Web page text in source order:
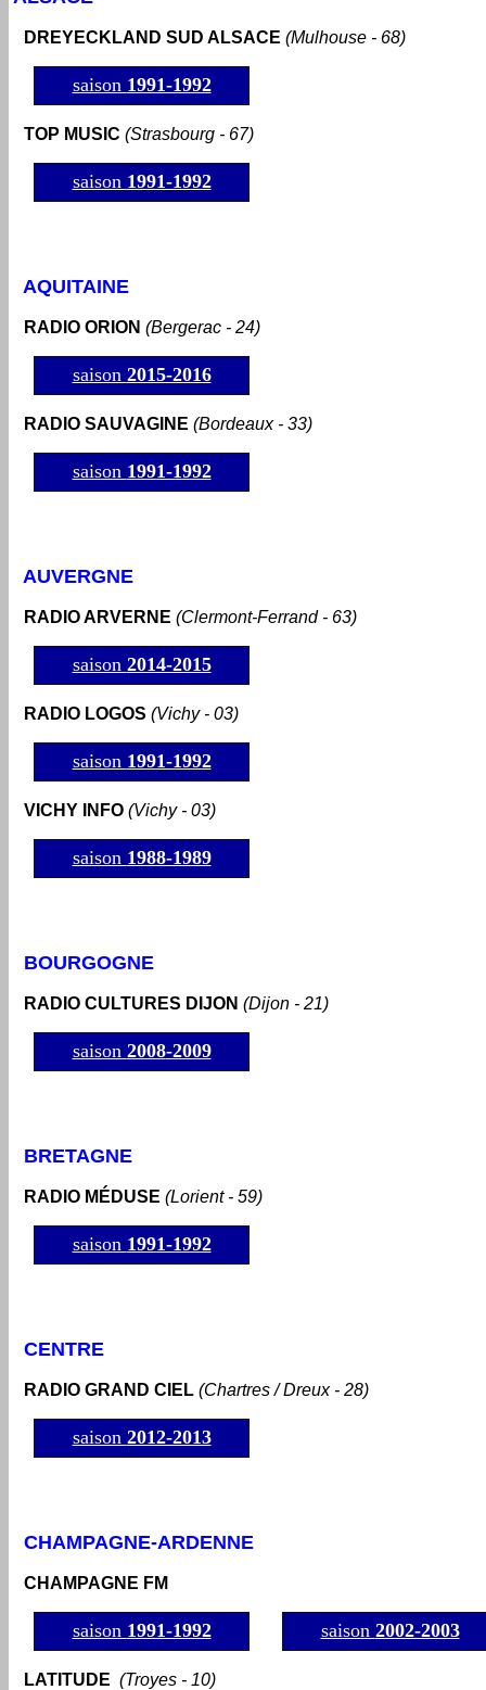
DREYECKLAND SUD ALSACE (Mulhouse - 68)
saison 1991-1992
TOP MUSIC (Strasbourg - 67)
saison 1991-1992
AQUITAINE
RADIO ORION (Bergerac - 24)
saison 2015-2016
RADIO SAUVAGINE (Bordeaux - 33)
saison 1991-1992
AUVERGNE
RADIO ARVERNE (Clermont-Ferrand - 63)
saison 2014-2015
RADIO LOGOS (Vichy - 03)
saison 1991-1992
VICHY INFO (Vichy - 03)
saison 1988-1989
BOURGOGNE
RADIO CULTURES DIJON (Dijon - 21)
saison 2008-2009
BRETAGNE
RADIO MÉDUSE (Lorient - 59)
saison 1991-1992
CENTRE
RADIO GRAND CIEL (Chartres / Dreux - 28)
saison 2012-2013
CHAMPAGNE-ARDENNE
CHAMPAGNE FM
saison 1991-1992 saison 2002-2003
LATITUDE (Troyes - 10)